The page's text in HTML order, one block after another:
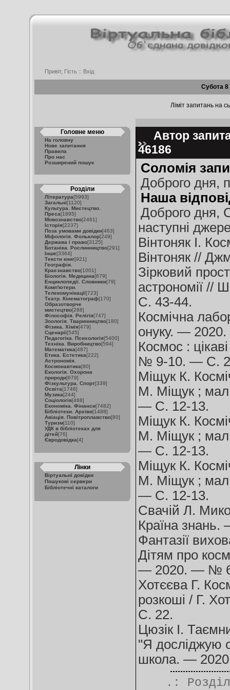
Привіт, Гість :: Вхід
Субота 8
Ліміт запитань на
Головне меню
На головну
Нове запитання
Правила
Про нас
Розширений пошук
Розділи
Література[5993]
Загальні[1120]
Культура. Мистецтво.
Преса[1895]
Мовознавство[2461]
Історія[2237]
Поза умовами довідки[463]
Міфологія. Фольклор[249]
Держава і право[3125]
Ботаніка. Рослинництво[291]
Інше[3364]
Тексти книг[921]
Географія.
Краєзнавство[1001]
Біологія. Медицина[679]
Енциклопедії. Словники[79]
Комп'ютери.
Телекомунікації[723]
Театр. Кінематограф[170]
Образотворче
мистецтво[288]
Філософія. Релігія[747]
Зоологія. Тваринництво[180]
Фізика. Хімія[479]
Сценарії[545]
Педагогіка. Психологія[5400]
Техніка. Виробництво[594]
Математика[487]
Етика. Естетика[222]
Астрономія.
Космонавтика[80]
Екологія. Охорона
природи[679]
Фізкультура. Спорт[339]
Освіта[1746]
Музика[244]
Соціологія[468]
Економіка. Фінанси[7482]
Бібліотеки. Архіви[1488]
Авіація. Повітроплавство[80]
Туризм[110]
УДК в бібліотеках для
дітей[76]
Євродовідка[4]
Лінки
Віртуальні довідки
Пошукові сервери
Бібліотечні каталоги
Автор
46186
Соломія
Доброго дня,
Наша
Доброго дня,
наступні
Вінтоняк І.
Вінтоняк //
Зірковий
астрономії //
С. 43-44.
Космічна
онуку. —
Космос :
№ 9-10. — С.
Міщук К.
М. Міщук ;
— С. 12-13.
Міщук К.
М. Міщук ;
— С. 12-13.
Міщук К.
М. Міщук ;
— С. 12-13.
Свачій Л.
Країна
Фантазії
Дітям про
— 2020. — №
Хотєєва Г.
розкоші / Г.
С. 22.
Цюзік І.
"Я досліджую
школа. —
.: